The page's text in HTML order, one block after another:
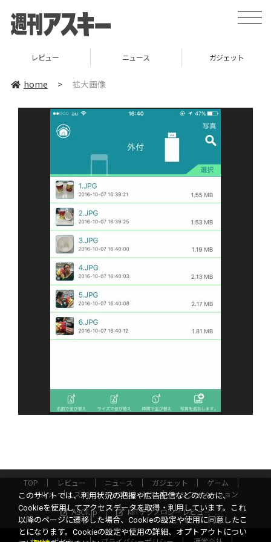
toggle
レビュー ニュース ガジェット
home > 拡大画像
TOP レビュー ニュース ガジェット
ゲーム
グルメ
スタートアップ ICT
インフォメーション
ASCII.jp
MITテクノロジーレビュー
このサイトでは、利用状況の把握や広告配信などのために、
Cookieを使用してアクセスデータを取得・利用しています。これ
以降のページに遷移した場合、Cookieの設定や使用に同意したこ
とになります。Cookieの設定や使用の詳細、オプトアウトについ